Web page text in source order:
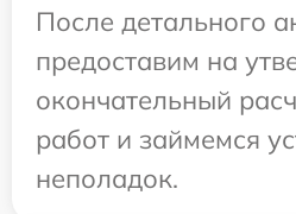
После детального
предоставим на
окончательный
работ и займемся
неполадок.